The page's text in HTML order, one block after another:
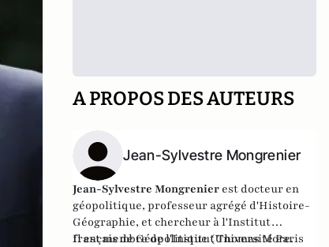
A PROPOS DES AUTEURS
Jean-Sylvestre Mongrenier
Jean-Sylvestre Mongrenier est docteur en
géopolitique, professeur agrégé d'Histoire-
Géographie, et chercheur à l'Institut
français de Géopolitique (Université Paris
Il est membre de l'Institut Thomas More.